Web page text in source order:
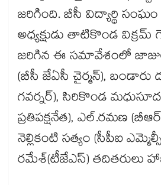
జరిగింది. బీసీ విద్యార్థి
అధ్యక్షుడు తాటికొండ విక్రమ్
జరిగిన ఈ సమావేశంలో
(బీసీ జేఏసీ చైర్మన్),
గవర్నర్), సిరికొండ
ప్రతిపక్షనేత), ఎల్‌‌‌‌‌‌‌‌‌‌‌‌‌‌‌‌.రమణ
నెల్లికంటి సత్యం (సీపీఐ
రమేశ్‌‌‌‌‌‌‌‌‌‌‌‌‌‌‌‌(టీజేఎస్) తదితరులు